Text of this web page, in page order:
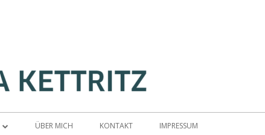
ÜBER MICH KONTAKT IMPRESSUM